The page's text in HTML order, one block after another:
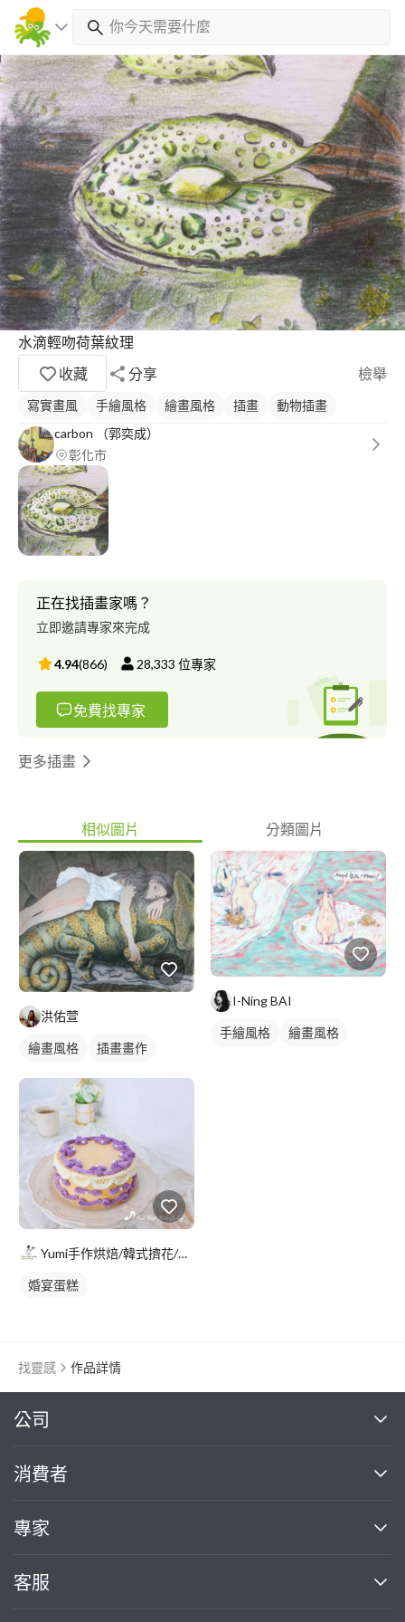
水滴輕吻荷葉紋理
收藏
分享 檢舉
寫實畫風 手繪風格 繪畫風格 插畫
動物插畫
carbon （郭奕成）
彰化市
正在找插畫家嗎？
立即邀請專家來完成
4.94(866) 28,333 位專家
免費找專家
更多插畫
相似圖片 分類圖片
洪佑萱
繪畫風格 插畫畫作
Yumi手作烘焙/韓式擠花/flowers cake/香氛蠟
婚宴蛋糕
I-Ning BAI
手繪風格
繪畫風格
找靈感 作品詳情
公司
關於我們
部落格
加入我們
消費者
買服務
熱門服務
專家
案件中心
客服
繼續完成